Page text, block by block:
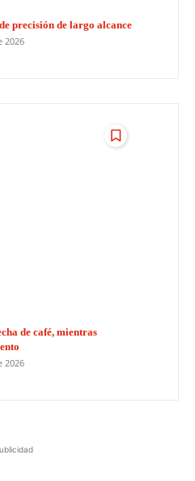
precisión de largo alcance
2026
de café, mientras
2026